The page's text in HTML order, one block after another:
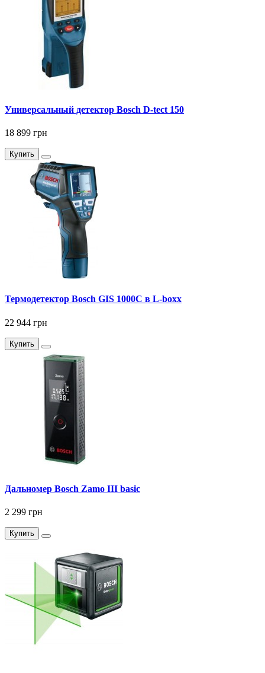
Универсальный детектор Bosch D-tect 150
18 899 грн
Купить
Термодетектор Bosch GIS 1000C в L-boxx
22 944 грн
Купить
Дальномер Bosch Zamo III basic
2 299 грн
Купить